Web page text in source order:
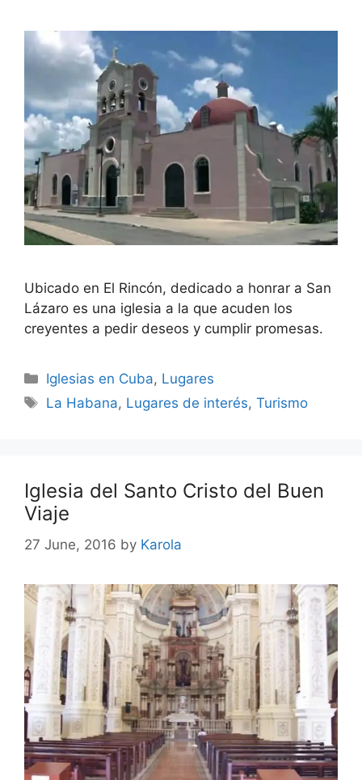
Ubicado en El Rincón, dedicado a honrar a San
Lázaro es una iglesia a la que acuden los
creyentes a pedir deseos y cumplir promesas.
Categories
Iglesias en Cuba, Lugares
Tags
La Habana, Lugares de interés,Turismo
Iglesia del Santo Cristo del Buen
Viaje
27 June, 2016 by Karola